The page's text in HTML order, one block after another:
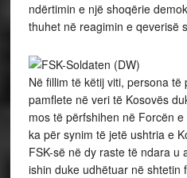
ndërtimin e një shoqërie
thuhet në reagimin e qeverisë
Në fillim të këtij viti, persona
pamflete në veri të Kosovës
mos të përfshihen në Forcën
ka për synim të jetë ushtria e
FSK-së në dy raste të ndara u
ishin duke udhëtuar në shtetin